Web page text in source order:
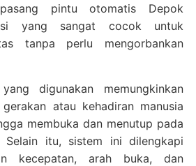
pintu otomatis Depok
yang sangat cocok untuk
tanpa perlu mengorbankan
digunakan memungkinkan
atau kehadiran manusia
membuka dan menutup pada
itu, sistem ini dilengkapi
kecepatan, arah buka, dan